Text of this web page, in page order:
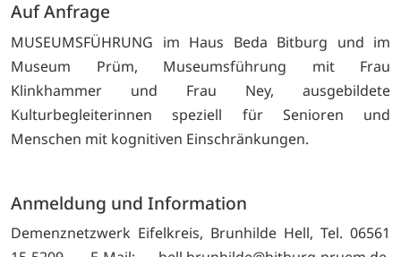
Auf Anfrage
MUSEUMSFÜHRUNG im Haus Beda Bitburg und im
Museum Prüm, Museumsführung mit Frau
Klinkhammer und Frau Ney, ausgebildete
Kulturbegleiterinnen speziell für Senioren und
Menschen mit kognitiven Einschränkungen.
Anmeldung und Information
Demenznetzwerk Eifelkreis, Brunhilde Hell, Tel. 06561